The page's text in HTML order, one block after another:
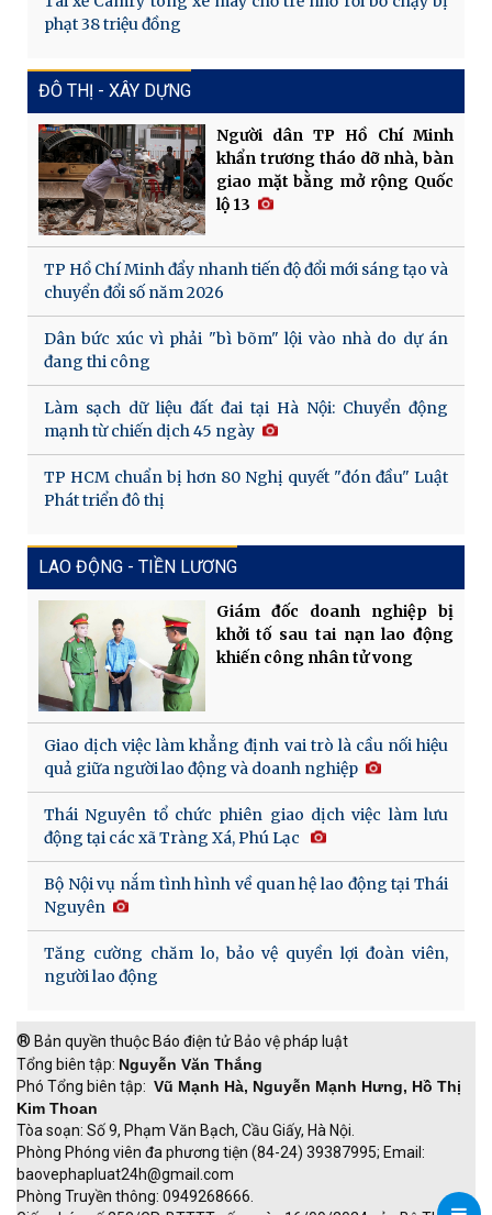
phạt 38 triệu đồng
ĐÔ THỊ - XÂY DỰNG
Người dân TP Hồ Chí Minh
khẩn trương tháo dỡ nhà, bàn
giao mặt bằng mở rộng Quốc
lộ 13
TP Hồ Chí Minh đẩy nhanh tiến độ đổi mới sáng tạo và
chuyển đổi số năm 2026
Dân bức xúc vì phải "bì bõm" lội vào nhà do dự án
đang thi công
Làm sạch dữ liệu đất đai tại Hà Nội: Chuyển động
mạnh từ chiến dịch 45 ngày
TP HCM chuẩn bị hơn 80 Nghị quyết "đón đầu" Luật
Phát triển đô thị
LAO ĐỘNG - TIỀN LƯƠNG
Giám đốc doanh nghiệp bị
khởi tố sau tai nạn lao động
khiến công nhân tử vong
Giao dịch việc làm khẳng định vai trò là cầu nối hiệu
quả giữa người lao động và doanh nghiệp
Thái Nguyên tổ chức phiên giao dịch việc làm lưu
động tại các xã Tràng Xá, Phú Lạc
Bộ Nội vụ nắm tình hình về quan hệ lao động tại Thái
Nguyên
Tăng cường chăm lo, bảo vệ quyền lợi đoàn viên,
người lao động
® Bản quyền thuộc Báo điện tử Bảo vệ pháp luật
Tổng biên tập: Nguyễn Văn Thắng
Phó Tổng biên tập: Vũ Mạnh Hà, Nguyễn Mạnh Hưng, Hồ Thị
Kim Thoan
Tòa soạn: Số 9, Phạm Văn Bạch, Cầu Giấy, Hà Nội.
Phòng Phóng viên đa phương tiện (84-24) 39387995; Email:
baovephapluat24h@gmail.com
Phòng Truyền thông: 0949268666.